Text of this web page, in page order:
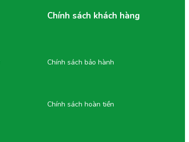
Chính sách khách hàng
Chính sách bảo hành
Chính sách hoàn tiền